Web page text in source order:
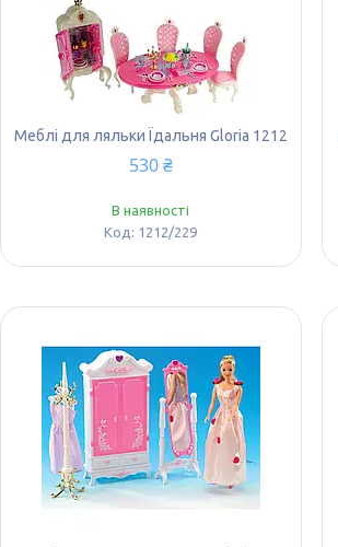
Меблі для ляльки Їдальня Gloria 1212
530 ₴
В наявності
1212/229